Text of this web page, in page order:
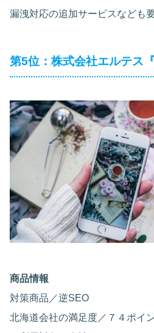
漏洩対応の追加サービスなども
第5位：株式会社エルテス
商品情報
対策商品／逆SEO
北海道会社の満足度／７４ポイ